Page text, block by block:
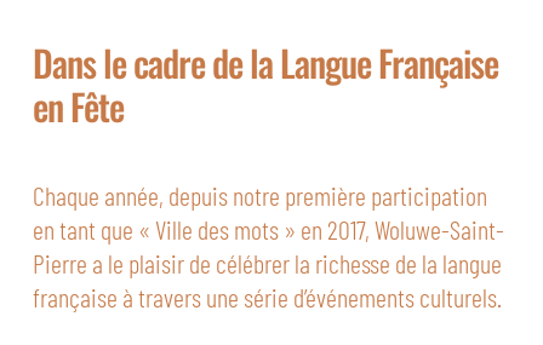
Dans le cadre de la Langue Française
en Fête
Chaque année, depuis notre première participation
en tant que « Ville des mots » en 2017, Woluwe-Saint-
Pierre a le plaisir de célébrer la richesse de la langue
française à travers une série d’événements culturels.